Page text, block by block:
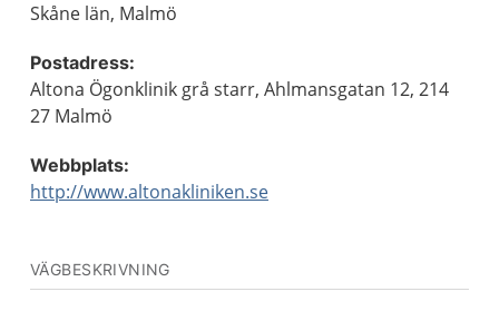
Skåne län, Malmö
Postadress:
Altona Ögonklinik grå starr, Ahlmansgatan 12, 214
27 Malmö
Webbplats:
http://www.altonakliniken.se
VÄGBESKRIVNING